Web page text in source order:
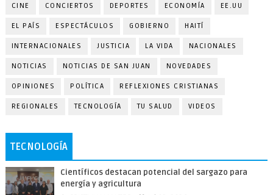
CINE CONCIERTOS DEPORTES ECONOMÍA EE.UU
EL PAÍS ESPECTÁCULOS GOBIERNO HAITÍ
INTERNACIONALES JUSTICIA LA VIDA NACIONALES
NOTICIAS NOTICIAS DE SAN JUAN NOVEDADES
OPINIONES POLÍTICA REFLEXIONES CRISTIANAS
REGIONALES TECNOLOGÍA TU SALUD VIDEOS
TECNOLOGÍA
Científicos destacan potencial del sargazo para
energía y agricultura